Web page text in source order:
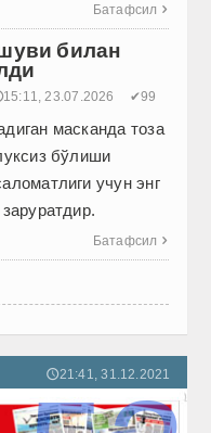
Батафсил 
билан
23.07.2026 ✔99
мас­канда тоза
бўлиши
учун энг
Батафсил 
🕔21:41, 31.12.2021